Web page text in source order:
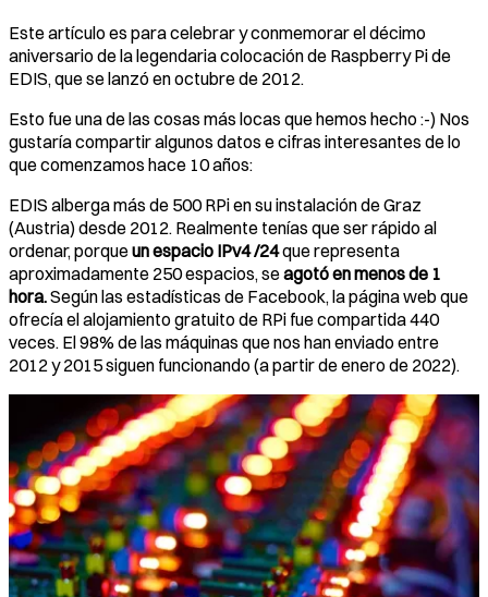
Este artículo es para celebrar y conmemorar el décimo
aniversario de la legendaria colocación de Raspberry Pi de
EDIS, que se lanzó en octubre de 2012.
Esto fue una de las cosas más locas que hemos hecho :-) Nos
gustaría compartir algunos datos e cifras interesantes de lo
que comenzamos hace 10 años:
EDIS alberga más de 500 RPi en su instalación de Graz
(Austria) desde 2012. Realmente tenías que ser rápido al
ordenar, porqueun espacio IPv4 /24que representa
aproximadamente 250 espacios, seagotó en menos de 1
hora.Según las estadísticas de Facebook, la página web que
ofrecía el alojamiento gratuito de RPi fue compartida 440
veces. El 98% de las máquinas que nos han enviado entre
2012 y 2015 siguen funcionando (a partir de enero de 2022).